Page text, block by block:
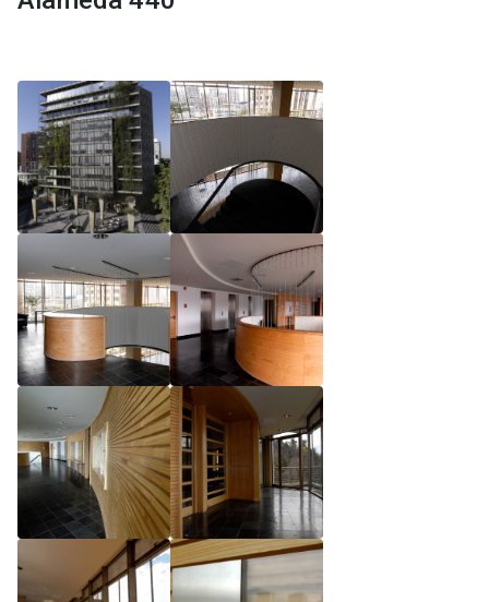
Reglamento de Magíster, Pontificia Universidad
Universidad Católica de Chile
Reglamento de Magíster, Pontificia Universidad
Católica de Chile LLM UC 2025
Reglamento de Seminarios de Graduación
Programa de Magíster en Derecho, LLM 2025